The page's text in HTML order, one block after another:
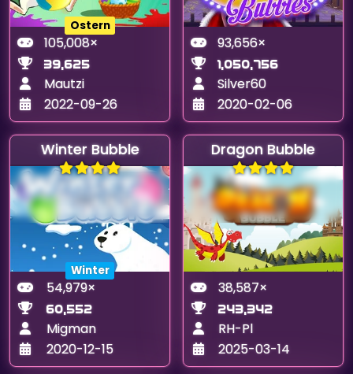
Ostern
105,008×
39,625
Mautzi
2022-09-26
93,656×
1,050,756
Silver60
2020-02-06
Winter Bubble
Winter
54,979×
60,552
Migman
2020-12-15
Dragon Bubble
38,587×
243,342
RH-Pl
2025-03-14